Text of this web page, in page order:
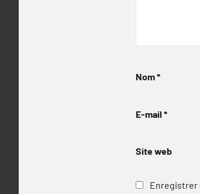
Nom*
E-mail *
Site web
Enregistrer